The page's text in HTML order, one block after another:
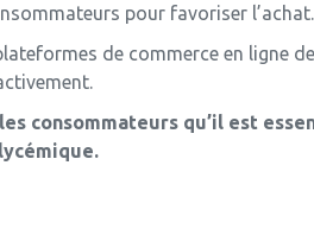
pour favoriser l’achat.
de commerce en ligne
consommateurs qu’il est